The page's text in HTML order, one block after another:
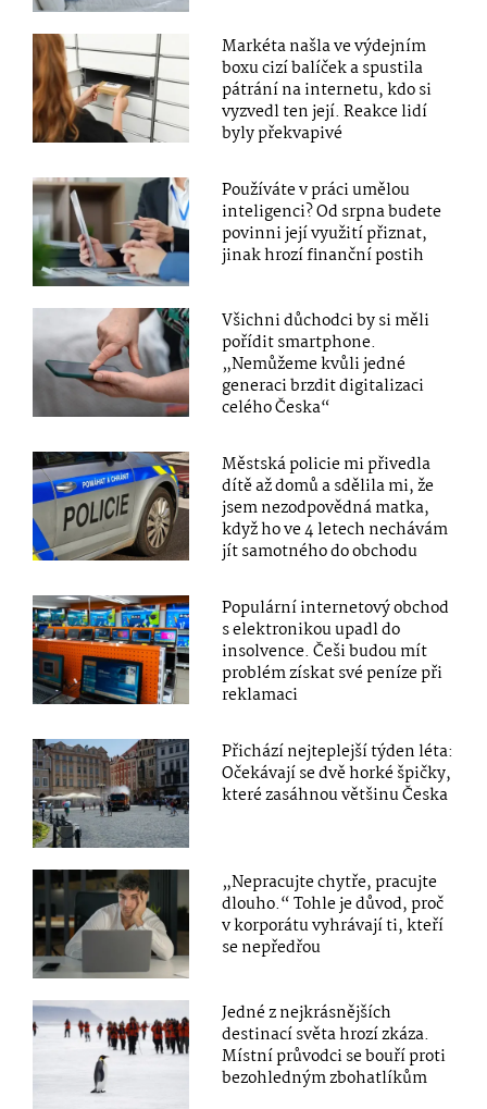
Markéta našla ve výdejním
boxu cizí balíček a spustila
pátrání na internetu, kdo si
vyzvedl ten její. Reakce lidí
byly překvapivé
Používáte v práci umělou
inteligenci? Od srpna budete
povinni její využití přiznat,
jinak hrozí finanční postih
Všichni důchodci by si měli
pořídit smartphone.
„Nemůžeme kvůli jedné
generaci brzdit digitalizaci
celého Česka“
Městská policie mi přivedla
dítě až domů a sdělila mi, že
jsem nezodpovědná matka,
když ho ve 4 letech nechávám
jít samotného do obchodu
Populární internetový obchod
s elektronikou upadl do
insolvence. Češi budou mít
problém získat své peníze při
reklamaci
Přichází nejteplejší týden léta:
Očekávají se dvě horké špičky,
které zasáhnou většinu Česka
„Nepracujte chytře, pracujte
dlouho.“ Tohle je důvod, proč
v korporátu vyhrávají ti, kteří
se nepředřou
Jedné z nejkrásnějších
destinací světa hrozí zkáza.
Místní průvodci se bouří proti
bezohledným zbohatlíkům